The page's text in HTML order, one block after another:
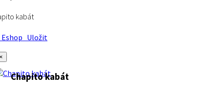
kabát
Uložit
Chapito kabát